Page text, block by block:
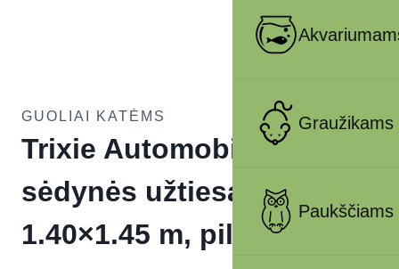
Graužikams
Paukščiams
GUOLIAI KATĖMS
Trixie Automobilio
sėdynės užtiesalas,
1.40×1.45 m, pilkas